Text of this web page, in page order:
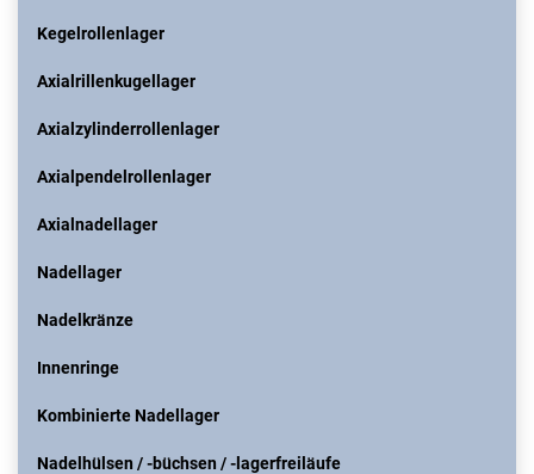
Kegelrollenlager
Axialrillenkugellager
Axialzylinderrollenlager
Axialpendelrollenlager
Axialnadellager
Nadellager
Nadelkränze
Innenringe
Kombinierte Nadellager
Nadelhülsen / -büchsen / -lagerfreiläufe